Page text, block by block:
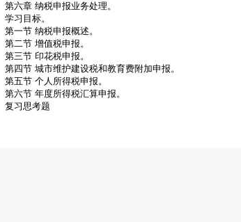
第六章 纳税申报业务处理。
学习目标。
第一节 纳税申报概述。
第二节 增值税申报。
第三节 印花税申报。
第四节 城市维护建设税和教育费附加申报。
第五节 个人所得税申报。
第六节 年度所得税汇算申报。
复习思考题